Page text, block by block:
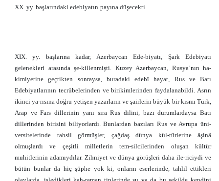
XX. yy. başlarındaki edebiyatın payına düşecekti.
XIX. yy. başlarına kadar, Azerbaycan Ede-biyatı, Şark Edebiyatı
gelenekleri arasında şe-killenmişti. Kuzey Azerbaycan, Rusya’nın ha-
kimiyetine geçtikten sonraysa, buradaki edebî hayat, Rus ve Batı
Edebiyatlarının tecrübelerinden ve birikimlerinden faydalanabildi. Asrın
ikinci ya-rısına doğru yetişen yazarların ve şairlerin büyük bir kısmı Türk,
Arap ve Fars dillerinin yanı sıra Rus dilini, bazı durumlardaysa Batı
dillerinden birisini biliyorlardı. Bunlardan bazıları Rus ve Avrupa üni-
versitelerinde tahsil görmüşler, çağdaş dünya kül-türlerine âşinâ
olmuşlardı ve çeşitli milletlerin tem-silcilerinden oluşan kültür
muhitlerinin adamıydılar. Zihniyet ve dünya görüşleri daha ile-riciydi ve
bütün bunlar da hiç şüphe yok ki, onların eserlerinde, tahlil ettikleri